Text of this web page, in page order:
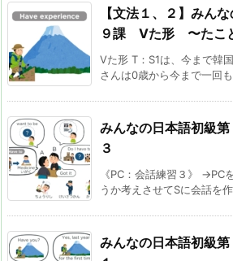
【文法１、２】みん
９課 Vた形 〜たこ
Vた形 T：S1は、今まで韓
さんは0歳から今まで一回
みんなの日本語初級
３
《PC：会話練習３》 →PC
うか考えさせてSに会話を
みんなの日本語初級